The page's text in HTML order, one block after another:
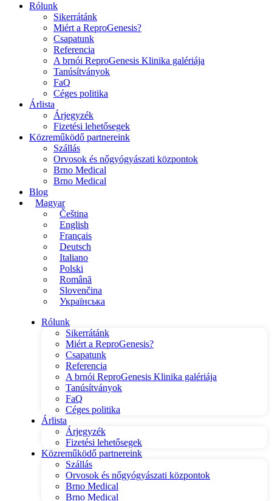
Rólunk
Sikerrátánk
Miért a ReproGenesis?
Csapatunk
Referencia
A brnói ReproGenesis Klinika galériája
Tanúsítványok
FaQ
Céges politika
Árlista
Árjegyzék
Fizetési lehetősegek
Közreműködő partnereink
Szállás
Orvosok és nőgyógyászati központok
Brno Medical
Brno Medical
Blog
Magyar
Čeština
English
Français
Deutsch
Italiano
Polski
Română
Slovenčina
Українська
Rólunk
Sikerrátánk
Miért a ReproGenesis?
Csapatunk
Referencia
A brnói ReproGenesis Klinika galériája
Tanúsítványok
FaQ
Céges politika
Árlista
Árjegyzék
Fizetési lehetősegek
Közreműködő partnereink
Szállás
Orvosok és nőgyógyászati központok
Brno Medical
Brno Medical